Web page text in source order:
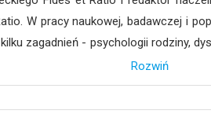
W pracy naukowej, badawczej i
zagadnień - psychologii rodziny,
trudnych oraz profilaktyki
naukowych oraz metod
poczucie własnej wartości,
Rozwiń